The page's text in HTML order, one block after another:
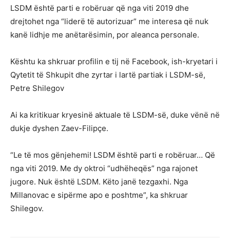
LSDM është parti e robëruar që nga viti 2019 dhe
drejtohet nga “liderë të autorizuar” me interesa që nuk
kanë lidhje me anëtarësimin, por aleanca personale.
Kështu ka shkruar profilin e tij në Facebook, ish-kryetari i
Qytetit të Shkupit dhe zyrtar i lartë partiak i LSDM-së,
Petre Shilegov
Ai ka kritikuar kryesinë aktuale të LSDM-së, duke vënë në
dukje dyshen Zaev-Filipçe.
“Le të mos gënjehemi! LSDM është parti e robëruar… Që
nga viti 2019. Me dy oktroi “udhëheqës” nga rajonet
jugore. Nuk është LSDM. Këto janë tezgaxhi. Nga
Millanovac e sipërme apo e poshtme”, ka shkruar
Shilegov.